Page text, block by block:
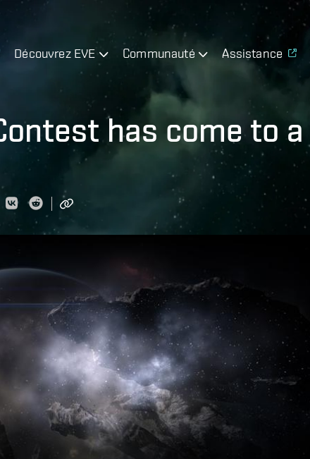
Découvrez EVE Communauté Assistance
has come to a